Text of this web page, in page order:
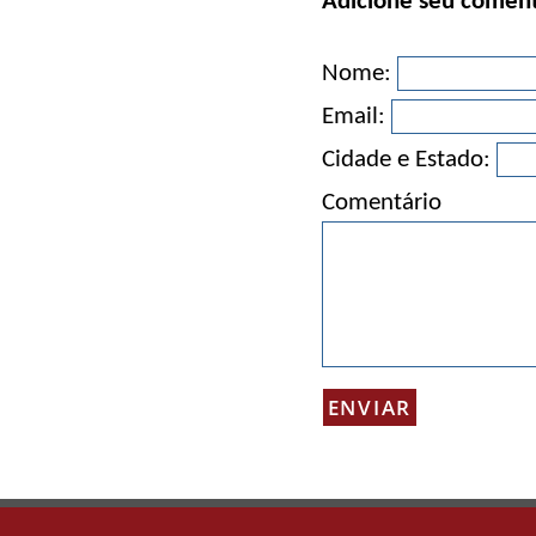
Nome:
Email:
Cidade e Estado:
Comentário